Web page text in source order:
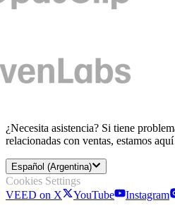
¿Necesita asistencia? Si tiene
relacionadas con ventas, estamos
Español (Argentina)
Cookies Settings
VEED on X
YouTube Instagram